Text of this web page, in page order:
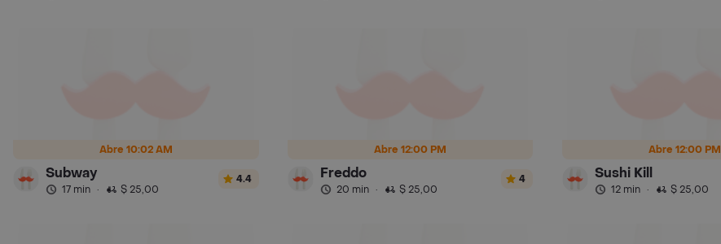
Abre 10:02 AM
Subway
17 min · $ 25,00
4.4
Abre 12:00 PM
Freddo
20 min · $ 25,00
4
Abre 12:00 PM
Sushi Kill
12 min · $ 25,00